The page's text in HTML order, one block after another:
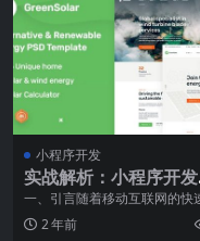
小程序开发
实战解析：小程序开发
程中的常见问题与解
案
一、引言随着移动互联网的快
展，小程序因其轻便、快捷的
受到了广大用户的喜爱
2 年前